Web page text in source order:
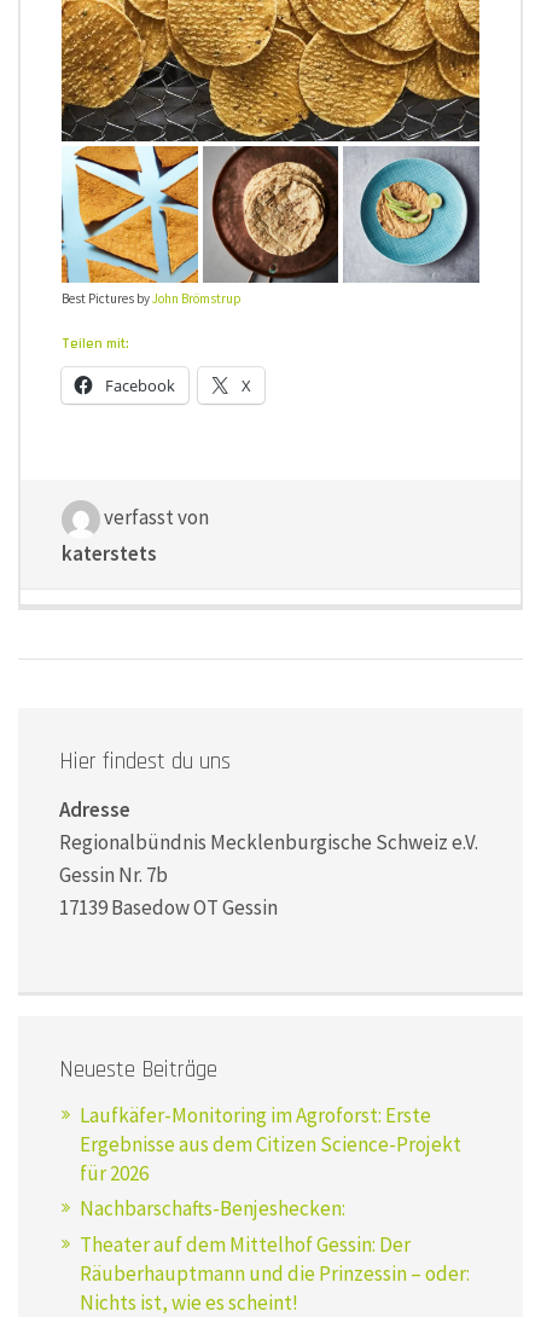
Best Pictures byJohn Brömstrup
Teilen mit:
Facebook X
verfasst von
katerstets
Hier findest du uns
Adresse
Regionalbündnis Mecklenburgische Schweiz e.V.
Gessin Nr. 7b
17139 Basedow OT Gessin
Neueste Beiträge
Laufkäfer-Monitoring im Agroforst: Erste
Ergebnisse aus dem Citizen Science-Projekt
für 2026
Nachbarschafts-Benjeshecken:
Theater auf dem Mittelhof Gessin: Der
Räuberhauptmann und die Prinzessin – oder:
Nichts ist, wie es scheint!